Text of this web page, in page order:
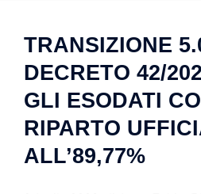
TRANSIZIONE
DECRETO 42/
GLI ESODATI
RIPARTO
ALL’89,77%